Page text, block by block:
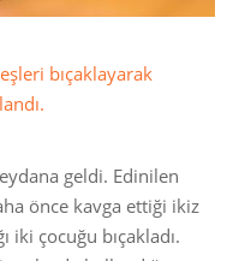
bıçaklayarak
geldi. Edinilen
önce kavga ettiği ikiz
iki çocuğu bıçakladı.